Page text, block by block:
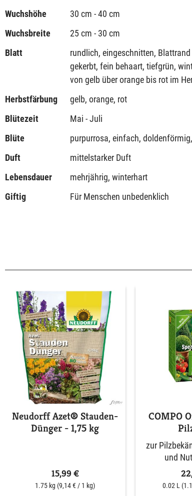
Wuchshöhe
30 cm - 40 cm
Wuchsbreite
25 cm - 30 cm
Blatt
rundlich, eingeschnitten, Blattrand
gekerbt, fein behaart, tiefgrün,
von gelb über orange bis rot im
Herbstfärbung
gelb, orange, rot
Blütezeit
Mai - Juli
Blüte
purpurrosa, einfach,
Duft
mittelstarker Duft
Lebensdauer
mehrjährig, winterhart
Giftig
Für Menschen unbedenklich
Neudorff Azet® Stauden-
Dünger - 1,75 kg
15,99 €
1.75 kg (9,14 € / 1 kg)
COMPO
zur
und
0.02 L